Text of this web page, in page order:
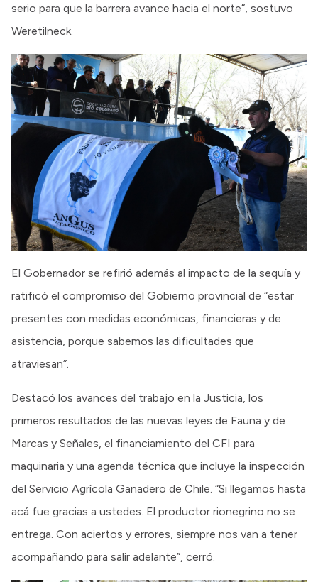
serio para que la barrera avance hacia el norte”, sostuvo
Weretilneck.
El Gobernador se refirió además al impacto de la sequía y
ratificó el compromiso del Gobierno provincial de “estar
presentes con medidas económicas, financieras y de
asistencia, porque sabemos las dificultades que
atraviesan”.
Destacó los avances del trabajo en la Justicia, los
primeros resultados de las nuevas leyes de Fauna y de
Marcas y Señales, el financiamiento del CFI para
maquinaria y una agenda técnica que incluye la inspección
del Servicio Agrícola Ganadero de Chile. “Si llegamos hasta
acá fue gracias a ustedes. El productor rionegrino no se
entrega. Con aciertos y errores, siempre nos van a tener
acompañando para salir adelante”, cerró.